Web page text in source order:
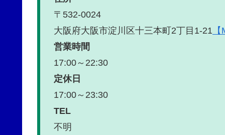
〒532-0024
大阪府大阪市淀川区十三本町2丁目1-21
営業時間
17:00～22:30
定休日
17:00～23:30
TEL
不明